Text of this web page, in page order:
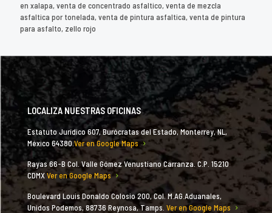
en xalapa, venta de concentrado asfaltico, venta de mezcla
asfaltica por tonelada, venta de pintura asfaltica, venta de pintura
para asfalto, zello rojo
LOCALIZA NUESTRAS OFICINAS
Estatuto Jurídico 607, Burócratas del Estado, Monterrey, NL,
México 64380.Ver en Google Maps
Rayas 66-B Col. Valle Gómez Venustiano Carranza. C.P. 15210
CDMXVer en Google Maps
Boulevard Louis Donaldo Colosio 200, Col. M.AG.Aduanales,
Unidos Podemos, 88736 Reynosa, Tamps. Ver en Google Maps